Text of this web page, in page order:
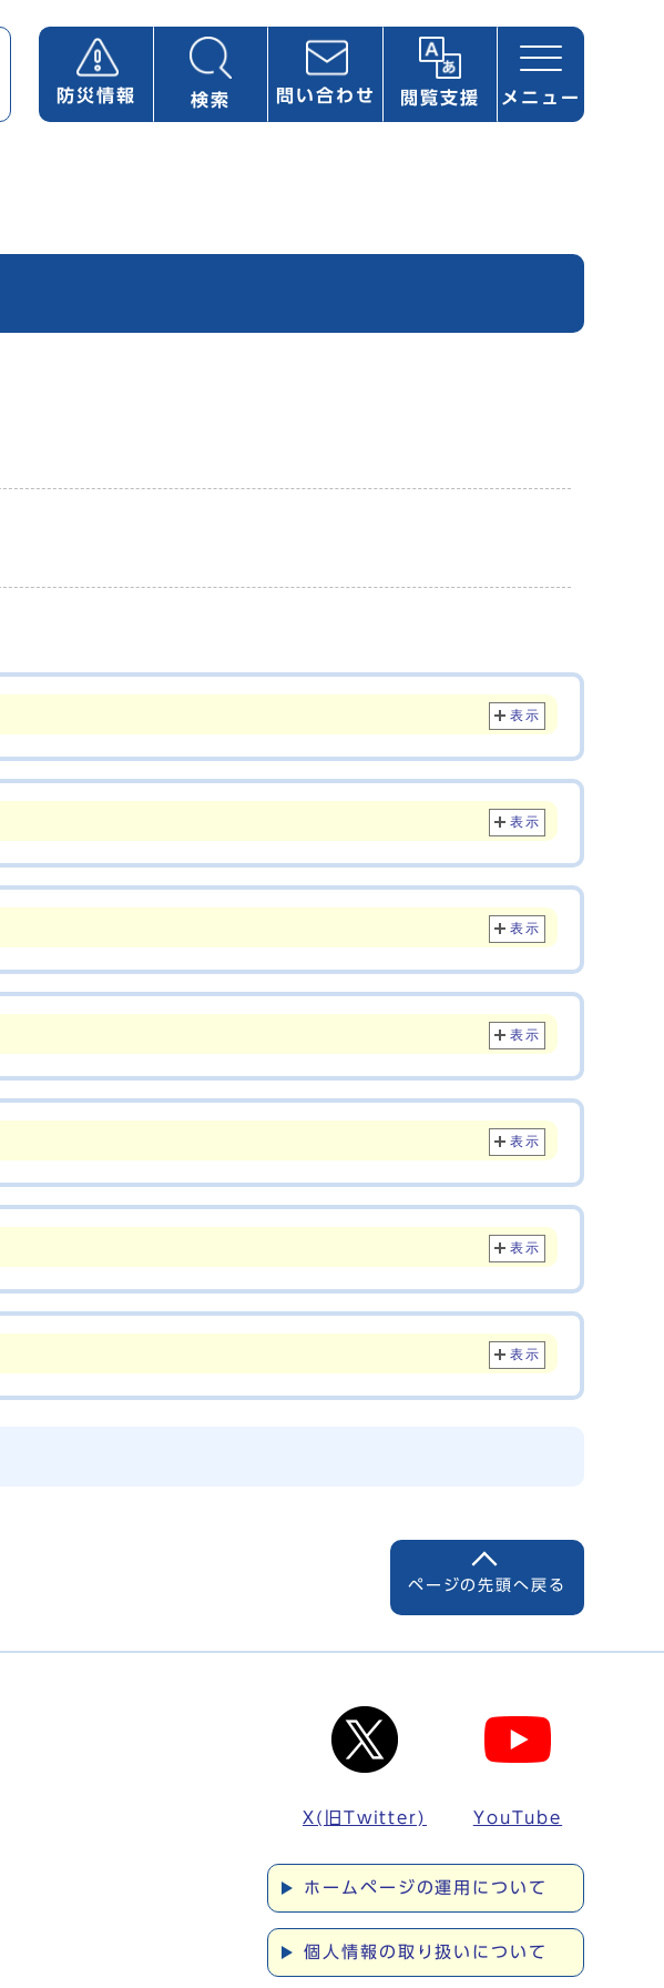
防災情報 検索 問い合わせ 閲覧支援 メニュー
表示
表示
表示
表示
表示
表示
表示
ページの先頭へ戻る
X(旧Twitter) YouTube
ホームページの運用について
個人情報の取り扱いについて